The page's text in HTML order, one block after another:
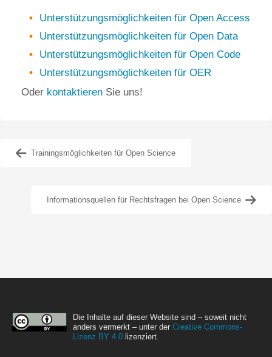
Unterstützungsmöglichkeiten für Open Access
Unterstützungsmöglichkeiten für Open Data
Unterstützungsmöglichkeiten für Open Code
Unterstützungsmöglichkeiten für OER
Oder kontaktieren Sie uns!
Trainingsmöglichkeiten für Open Science
Informationsquellen für Rechtsfragen bei Open Science
Die Inhalte auf dieser Website sind – soweit nicht
anders vermerkt – unter der Creative Commons-
Lizenz BY 4.0 lizenziert.